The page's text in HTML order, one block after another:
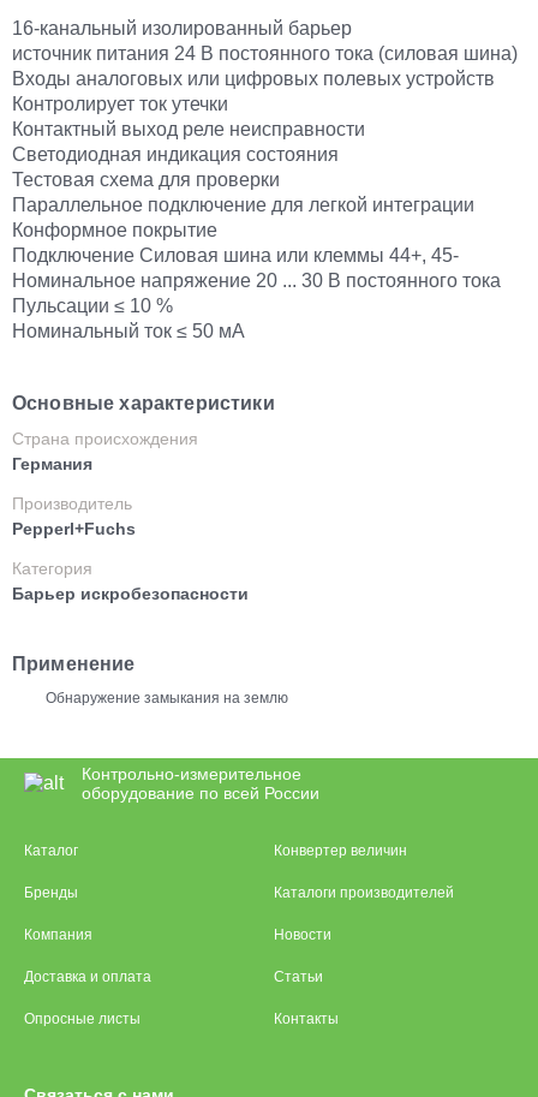
16-канальный изолированный барьер
источник питания 24 В постоянного тока (силовая шина)
Входы аналоговых или цифровых полевых устройств
Контролирует ток утечки
Контактный выход реле неисправности
Светодиодная индикация состояния
Тестовая схема для проверки
Параллельное подключение для легкой интеграции
Конформное покрытие
Подключение Силовая шина или клеммы 44+, 45-
Номинальное напряжение 20 ... 30 В постоянного тока
Пульсации ≤ 10 %
Номинальный ток ≤ 50 мА
Основные характеристики
Страна происхождения
Германия
Производитель
Pepperl+Fuchs
Категория
Барьер искробезопасности
Применение
Обнаружение замыкания на землю
Контрольно-измерительное
оборудование по всей России
Каталог
Бренды
Компания
Доставка и оплата
Опросные листы
Конвертер величин
Каталоги производителей
Новости
Статьи
Контакты